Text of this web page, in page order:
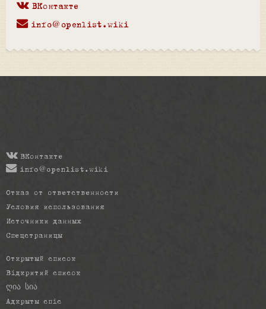
ВКонтакте
info@openlist.wiki
ВКонтакте
info@openlist.wiki
Отказ от ответственности
Условия использования
Источники данных
Спецстраницы
Открытый список
Відкритий список
ღია სია
Адкрыты спіс